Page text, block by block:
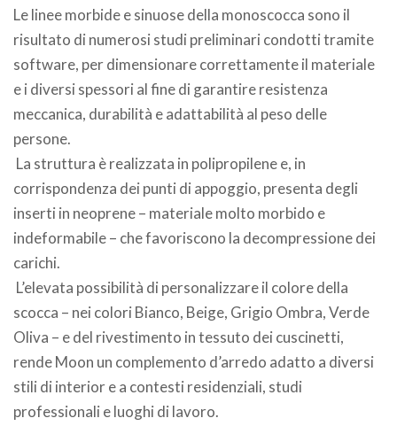
Le linee morbide e sinuose della monoscocca sono il
risultato di numerosi studi preliminari condotti tramite
software, per dimensionare correttamente il materiale
e i diversi spessori al fine di garantire resistenza
meccanica, durabilità e adattabilità al peso delle
persone.
La struttura è realizzata in polipropilene e, in
corrispondenza dei punti di appoggio, presenta degli
inserti in neoprene – materiale molto morbido e
indeformabile – che favoriscono la decompressione dei
carichi.
L’elevata possibilità di personalizzare il colore della
scocca – nei colori Bianco, Beige, Grigio Ombra, Verde
Oliva – e del rivestimento in tessuto dei cuscinetti,
rende Moon un complemento d’arredo adatto a diversi
stili di interior e a contesti residenziali, studi
professionali e luoghi di lavoro.